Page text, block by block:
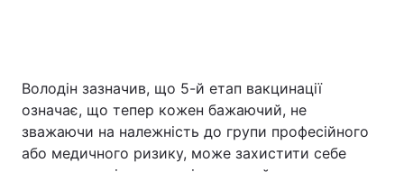
Володін зазначив, що 5-й етап вакцинації
означає, що тепер кожен бажаючий, не
зважаючи на належність до групи професійного
або медичного ризику, може захистити себе